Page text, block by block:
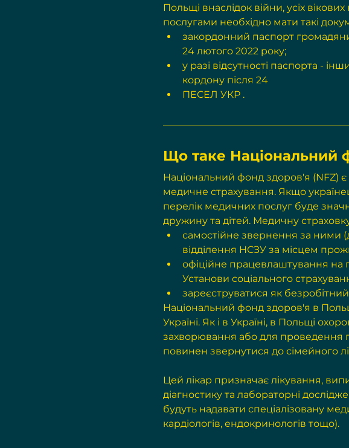
Польщі внаслідок війни, усіх
послугами необхідно мати такі
закордонний паспорт
24 лютого 2022 року;
у разі відсутності паспорта -
кордону після 24
ПЕСЕЛ УКР .
Що таке Національний
Національний фонд здоров'я (NFZ) є
медичне страхування. Якщо
перелік медичних послуг буде
дружину та дітей. Медичну
самостійне звернення за ними
відділення НСЗУ за місцем
офіційне працевлаштування на
Установи соціального
зареєструватися як
Національний фонд здоров'я в
Україні. Як і в Україні, в Польщі
захворювання або для проведення
повинен звернутися до сімейного
Цей лікар призначає лікування,
діагностику та лабораторні
будуть надавати спеціалізовану
кардіологів, ендокринологів тощо).